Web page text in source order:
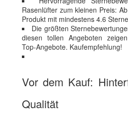
Rasenlüfter zum kleinen Preis:
Produkt mit mindestens 4.6
Die größten
diesen tollen Angeboten
Top-Angebote. Kaufempfehlung!
Vor dem Kauf:
Qualität